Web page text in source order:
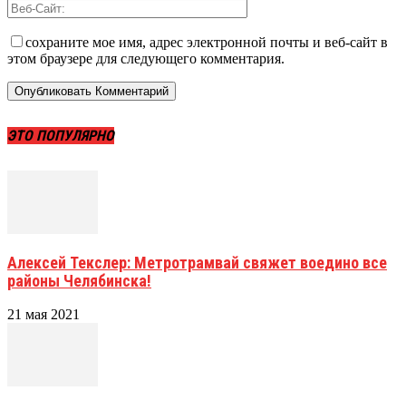
сохраните мое имя, адрес электронной почты и веб-сайт в
этом браузере для следующего комментария.
ЭТО ПОПУЛЯРНО
Алексей Текслер: Метротрамвай свяжет воедино все
районы Челябинска!
21 мая 2021